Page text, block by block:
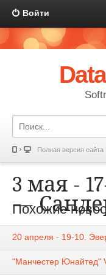
Войти
Полная версия сайта
3 мая -
—
Похожие
20 апреля - 19-10.
"Манчестер Юнайтед"